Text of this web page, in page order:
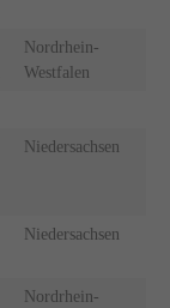
Nordrhein-
Westfalen
Niedersachsen
Niedersachsen
Nordrhein-